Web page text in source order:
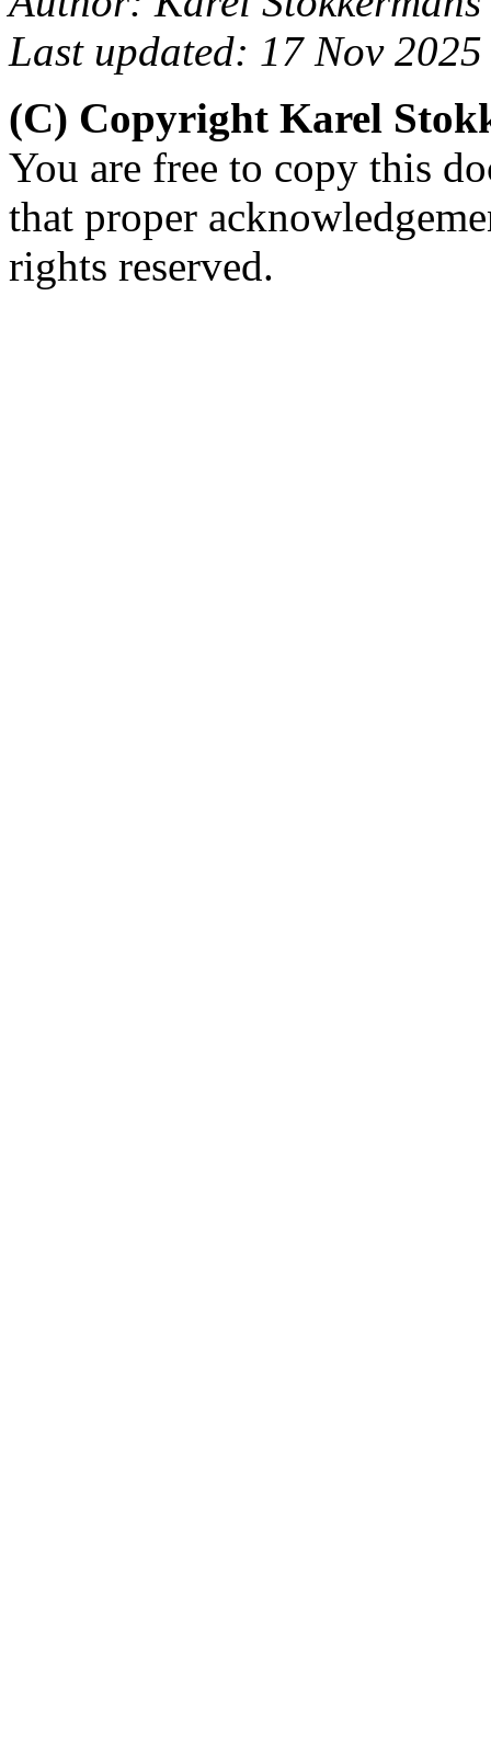
Last updated: 17 Nov 2025
(C) Copyright Karel
You are free to copy this
that proper
rights reserved.